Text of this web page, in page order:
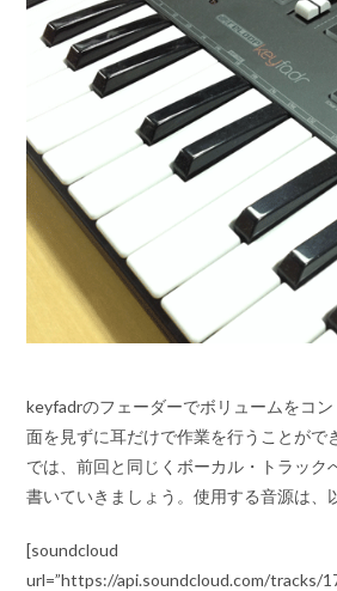
keyfadrのフェーダーでボリュームをコ
面を見ずに耳だけで作業を行うことがで
では、前回と同じくボーカル・トラック
書いていきましょう。使用する音源は、
[soundcloud
url=”https://api.soundcloud.com/tracks/